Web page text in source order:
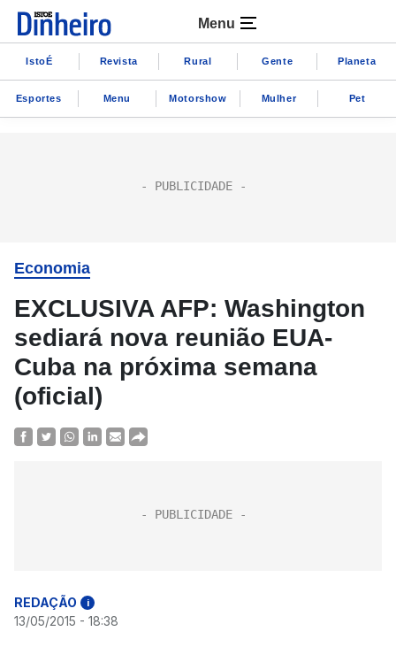
Menu
IstoÉ Revista Rural Gente Planeta
Esportes Menu Motorshow Mulher Pet
Economia
EXCLUSIVA AFP: Washington
sediará nova reunião EUA-
Cuba na próxima semana
(oficial)
REDAÇÃO i
13/05/2015 - 18:38